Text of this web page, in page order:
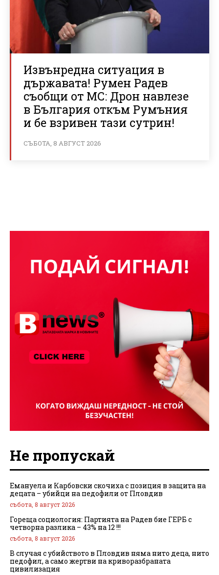
Извънредна ситуация в
държавата! Румен Радев
съобщи от МС: Дрон навлезе
в България откъм Румъния
и бе взривен тази сутрин!
СЪБОТА, 8 АВГУСТ 2026
Не пропускай
Емануела и Карбовски скочиха с позиция в защита на
децата – убийци на педофили от Пловдив
събота, 8 август 2026
Гореща социология: Партията на Радев бие ГЕРБ с
четворна разлика – 43% на 12 !!!
събота, 8 август 2026
В случая с убийството в Пловдив няма нито деца, нито
педофил, а само жертви на криворазбраната
цивилизация